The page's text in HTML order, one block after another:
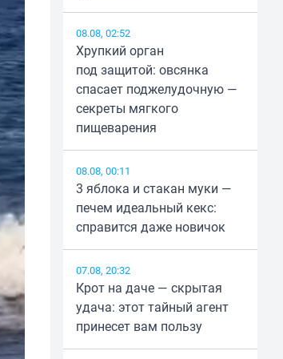
08.08, 02:52
Хрупкий орган
под защитой: овсянка
спасает поджелудочную —
секреты мягкого
пищеварения
08.08, 00:11
3 яблока и стакан муки —
печем идеальный кекс:
справится даже новичок
07.08, 20:32
Крот на даче — скрытая
удача: этот тайный агент
принесет вам пользу